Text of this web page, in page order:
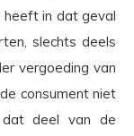
heeft in dat geval
slechts deels
vergoeding van
consument niet
deel van de